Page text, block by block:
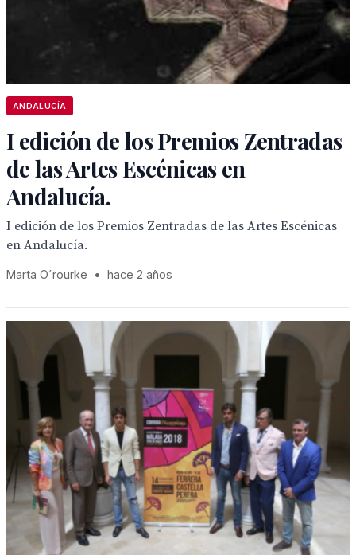
ANDALUCÍA
I edición de los Premios Zentradas
de las Artes Escénicas en
Andalucía.
I edición de los Premios Zentradas de las Artes Escénicas
en Andalucía.
Marta O´rourke • hace 2 años